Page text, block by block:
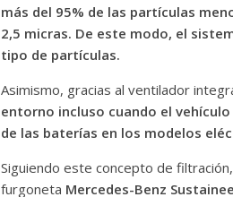
más del 95% de las partículas
2,5 micras. De este modo, el
tipo de partículas.
Asimismo, gracias al ventilador
entorno incluso cuando el
de las baterías en los modelos
Siguiendo este concepto de
furgoneta Mercedes-Benz